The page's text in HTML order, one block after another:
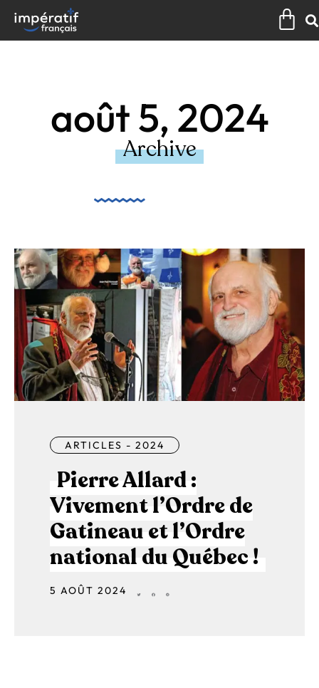
contenu
août 5, 2024
Archive
ARTICLES - 2024
Pierre Allard :
Vivement l’Ordre de
Gatineau et l’Ordre
national du Québec !
5 AOÛT 2024